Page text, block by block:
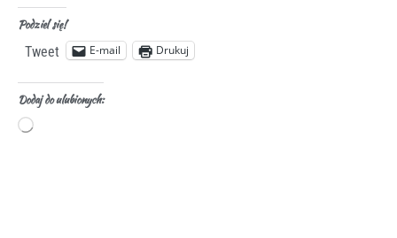
Podziel się!
Tweet E-mail Drukuj
Dodaj do ulubionych: